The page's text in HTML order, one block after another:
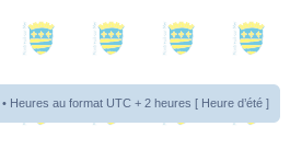
• Heures au format UTC + 2 heures [ Heure d’été ]